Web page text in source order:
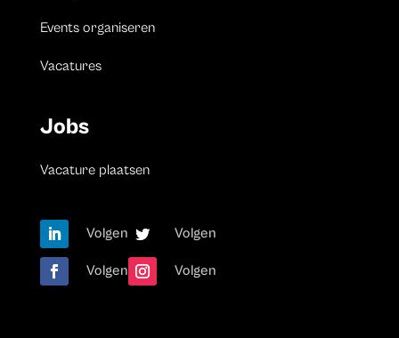
Events organiseren
Vacatures
Jobs
Vacature plaatsen
Volgen Volgen
Volgen Volgen